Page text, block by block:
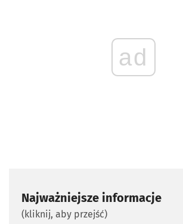
ad
Najważniejsze informacje
(kliknij, aby przejść)